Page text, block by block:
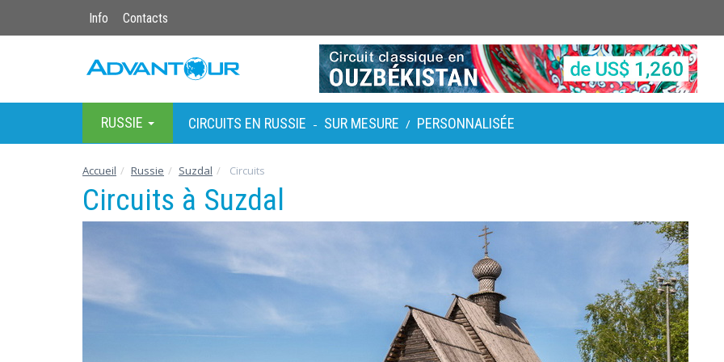
Info Contacts
RUSSIE CIRCUITS EN RUSSIE - SUR MESURE / PERSONNALISÉE
Accueil Russie Suzdal Circuits
Circuits à Suzdal